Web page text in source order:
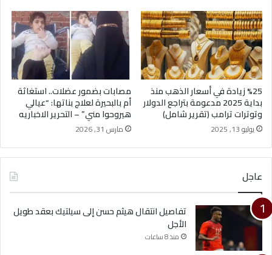
%25 زيادة في أسعار الذهب منذ
بداية 2025 مدعومة بتراجع الدولار
وتوترات ترامب (تقرير شامل)
يوليو 13, 2025
مصابات بضمور عضلات.. استغاثة
أم بالبحيرة لعلاج بناتها: “عيالي
هيروحوا مني” – التحرير الاخباريه
مارس 31, 2026
عاجل
تفاصيل انتقال هيثم حسن إلى سيلتيك بعقد طويل
الأجل
منذ 8 ساعات